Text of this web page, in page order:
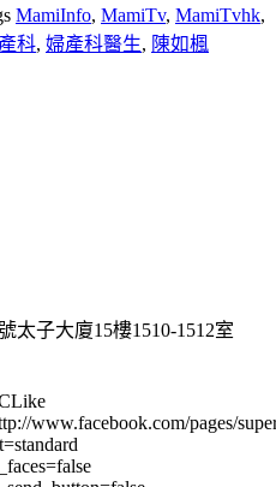
MamiInfo, MamiTv, MamiTvhk,
科, 婦產科醫生, 陳如楓
太子大廈15樓1510-1512室
www.facebook.com/pages/